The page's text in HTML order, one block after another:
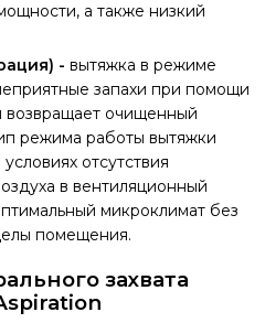
а также низкий
- вытяжка в режиме
запахи при помощи
возвращает очищенный
режима работы вытяжки
отсутствия
в вентиляционный
микроклимат без
помещения.
захвата